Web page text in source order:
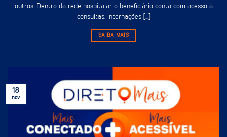
outros. Dentro da rede hospitalar o beneficiário conta com acesso à
consultas, internações [...]
SAIBA MAIS
18
nov